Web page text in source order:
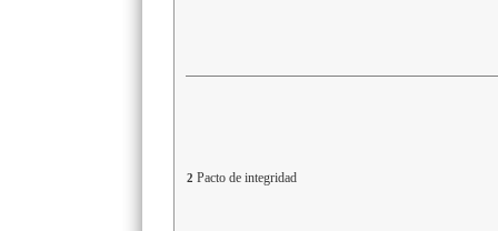
2 Pacto de integridad